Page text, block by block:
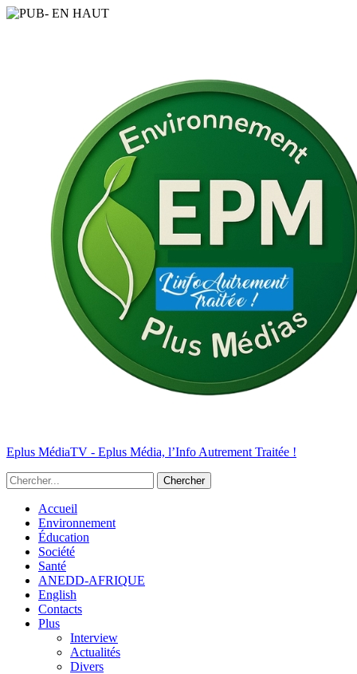
Eplus MédiaTV - Eplus Média, l’Info Autrement Traitée !
Accueil
Environnement
Éducation
Société
Santé
ANEDD-AFRIQUE
English
Contacts
Plus
Interview
Actualités
Divers